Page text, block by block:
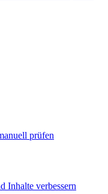
prüfen
Inhalte verbessern